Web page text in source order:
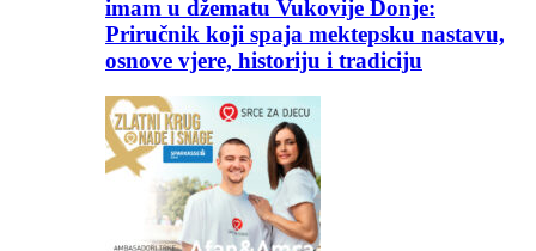
imam u džematu Vukovije Donje:
Priručnik koji spaja mektepsku nastavu,
osnove vjere, historiju i tradiciju